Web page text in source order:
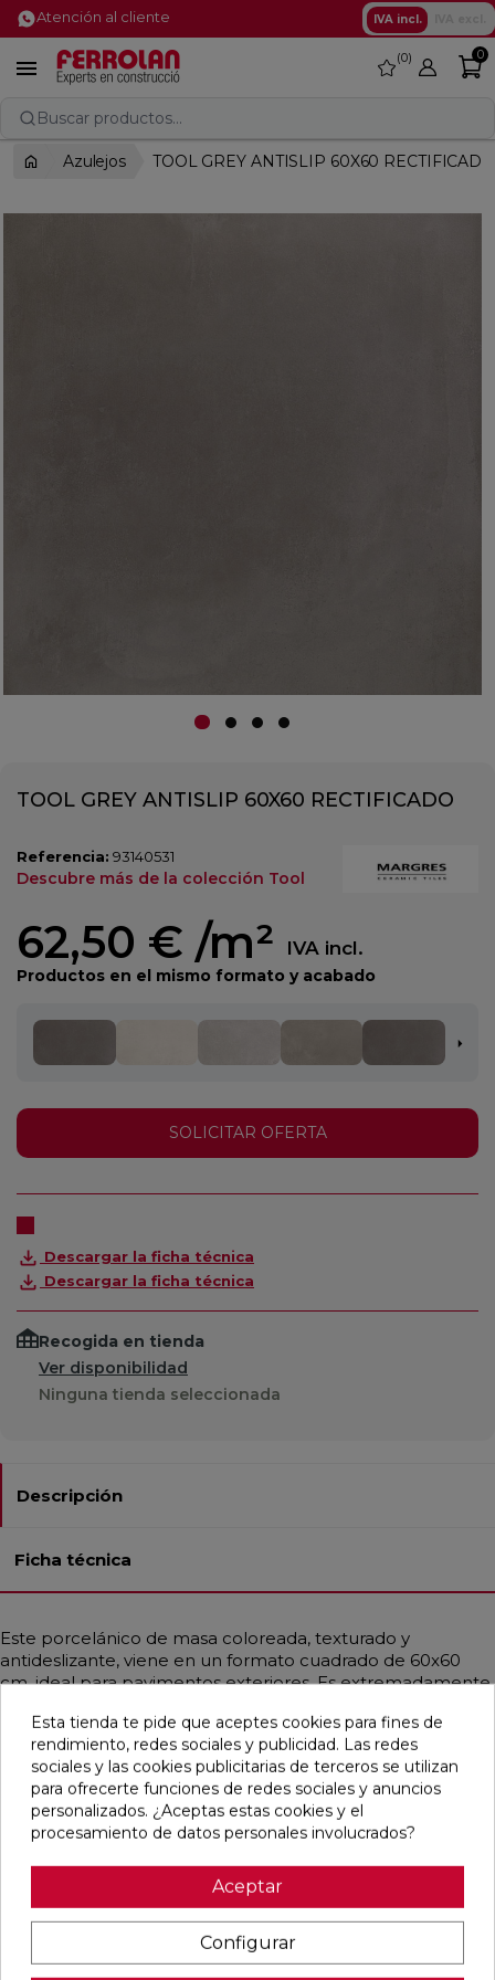
Atención al cliente IVA incl.
 favorite
0 0
Buscar productos...
Azulejos TOOL GREY ANTISLIP 60X60 RECTIFICADO
TOOL GREY ANTISLIP 60X60 RECTIFICADO
Referencia: 93140531
Descubre más de la colección Tool
62,50 € /m² IVA incl.
Productos en el mismo formato y acabado
SOLICITAR OFERTA
Descargar la ficha técnica
Descargar la ficha técnica
Recogida en tienda
Ver disponibilidad
Ninguna tienda seleccionada
Descripción
Ficha técnica
Este porcelánico de masa coloreada, texturado y
antideslizante, viene en un formato cuadrado de 60x60
cm, ideal para pavimentos exteriores. Es extremadamente
hielo, fuego y bacterias. Además, su instalación, limpieza y
remoción son sencillas. Con un estilo contemporáneo e
industrial, imita el cemento en un elegante tono gris perla.
Pensamos que te puede interesar
favorite
Esta tienda te pide que aceptes cookies para fines de
rendimiento, redes sociales y publicidad. Las redes
sociales y las cookies publicitarias de terceros se utilizan
para ofrecerte funciones de redes sociales y anuncios
personalizados. ¿Aceptas estas cookies y el
procesamiento de datos personales involucrados?
Aceptar
Configurar